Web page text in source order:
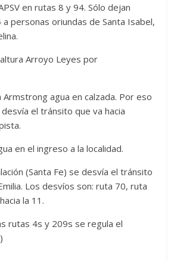
en rutas 8 y 94. Sólo dejan
personas oriundas de Santa Isabel,
Arroyo Leyes por
agua en calzada. Por eso
el tránsito que va hacia
en el ingreso a la localidad.
(Santa Fe) se desvía el tránsito
Los desvíos son: ruta 70, ruta
la 11.
rutas 4s y 209s se regula el